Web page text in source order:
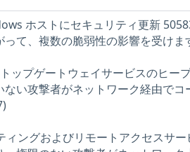
ホストにセキュリティ更新
って、複数の脆弱性の影響を受けま
ップゲートウェイサービスのヒー
ない攻撃者がネットワーク経由でコ
ングおよびリモートアクセスサー